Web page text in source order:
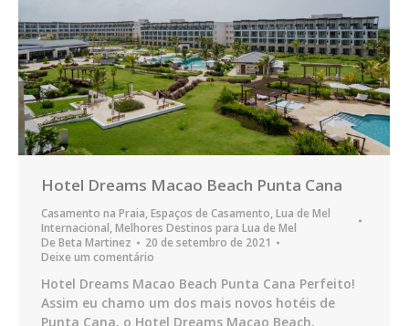
Hotel Dreams Macao Beach Punta Cana
Casamento na Praia,Espaços de Casamento,Lua de Mel
Internacional,Melhores Destinos para Lua de Mel
De Beta Martinez
20 de setembro de 2021
Deixe um comentário
Hotel Dreams Macao Beach Punta Cana Perfeito!
Assim eu chamo um dos mais novos hotéis de
Punta Cana, o Hotel Dreams Macao Beach.